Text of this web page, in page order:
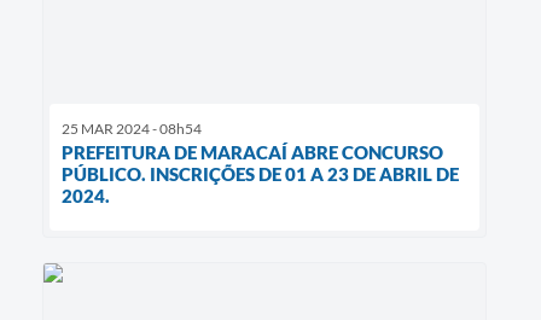
25 MAR 2024 - 08h54
PREFEITURA DE MARACAÍ ABRE CONCURSO
PÚBLICO. INSCRIÇÕES DE 01 A 23 DE ABRIL DE
2024.